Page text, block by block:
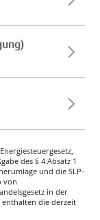
des § 4 Absatz 1
und die SLP-
von
in der
enthalten die derzeit